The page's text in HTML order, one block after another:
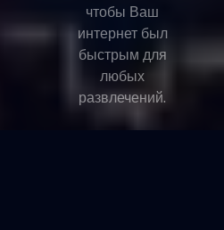
чтобы Ваш
интернет был
быстрым для
любых
развлечений.